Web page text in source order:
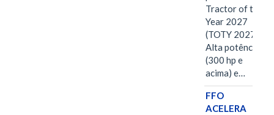
Tractor of the
Year 2027
(TOTY 2027:
Alta potência
(300 hp e
acima) e…
FFO
ACELERA